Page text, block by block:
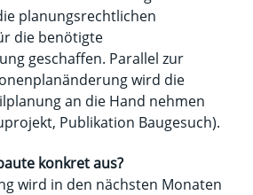
planungsrechtlichen
die benötigte
geschaffen. Parallel zur
wird die
an die Hand nehmen
Publikation Baugesuch).
konkret aus?
wird in den nächsten Monaten